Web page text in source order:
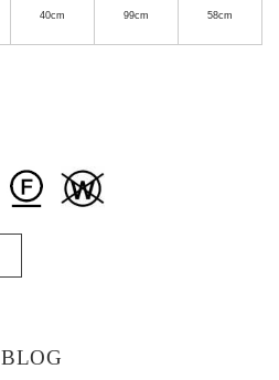
40cm 99cm 58cm
BLOG